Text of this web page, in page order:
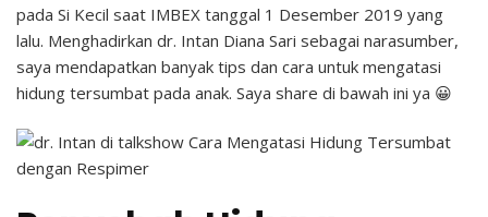
pada Si Kecil saat IMBEX tanggal 1 Desember 2019 yang
lalu. Menghadirkan dr. Intan Diana Sari sebagai narasumber,
saya mendapatkan banyak tips dan cara untuk mengatasi
hidung tersumbat pada anak. Saya share di bawah ini ya 😀